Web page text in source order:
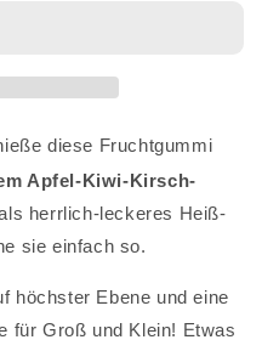
diese Fruchtgummi
Apfel-Kiwi-Kirsch-
herrlich-leckeres Heiß-
sie einfach so.
höchster Ebene und eine
für Groß und Klein! Etwas